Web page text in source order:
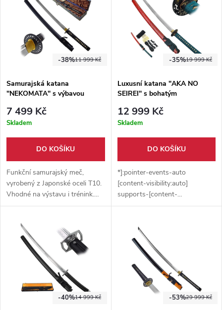
11 999 Kč
-38%
Samurajská katana
"NEKOMATA" s výbavou
7 499 Kč
Skladem
DO KOŠÍKU
Funkční samurajský meč,
vyrobený z Japonské oceli T10.
Vhodné na výstavu i trénink.
Zabaleno v dárkové krabici.
součástí balení.
19 999 Kč
-35%
Luxusní katana "AKA NO
SEIREI" s bohatým
12 999 Kč
Skladem
DO KOŠÍKU
*]:pointer-events-auto
[content-visibility:auto]
supports-[content-
visibility:auto]:[contain-intrinsic-
[calc(var(--header-
dir="auto" data-turn-
id="request-68d645b1-52a0-
8332-a0cf-e445c12f6913-0"
data-testid="conversation-
turn-135" data-scroll-
14 999 Kč
-40% 29 999 Kč
-53%